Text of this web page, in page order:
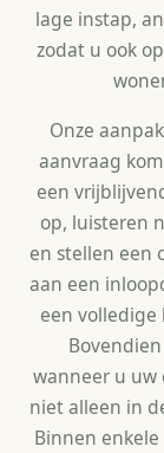
lage instap,
zodat u ook
Onze
aanvraag
een
op, luisteren
en stellen een
aan een
een volledige
wanneer u uw
niet alleen in
Binnen